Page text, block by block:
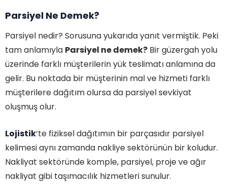
Parsiyel Ne Demek?
Parsiyel nedir? Sorusuna yukarıda yanıt vermiştik. Peki
tam anlamıyla Parsiyel ne demek? Bir güzergah yolu
üzerinde farklı müşterilerin yük teslimatı anlamına da
gelir. Bu noktada bir müşterinin mal ve hizmeti farklı
müşterilere dağıtım olursa da parsiyel sevkiyat
oluşmuş olur.
Lojistik‘te fiziksel dağıtımın bir parçasıdır parsiyel
kelimesi aynı zamanda nakliye sektörünün bir koludur.
Nakliyat sektöründe komple, parsiyel, proje ve ağır
nakliyat gibi taşımacılık hizmetleri sunulur.